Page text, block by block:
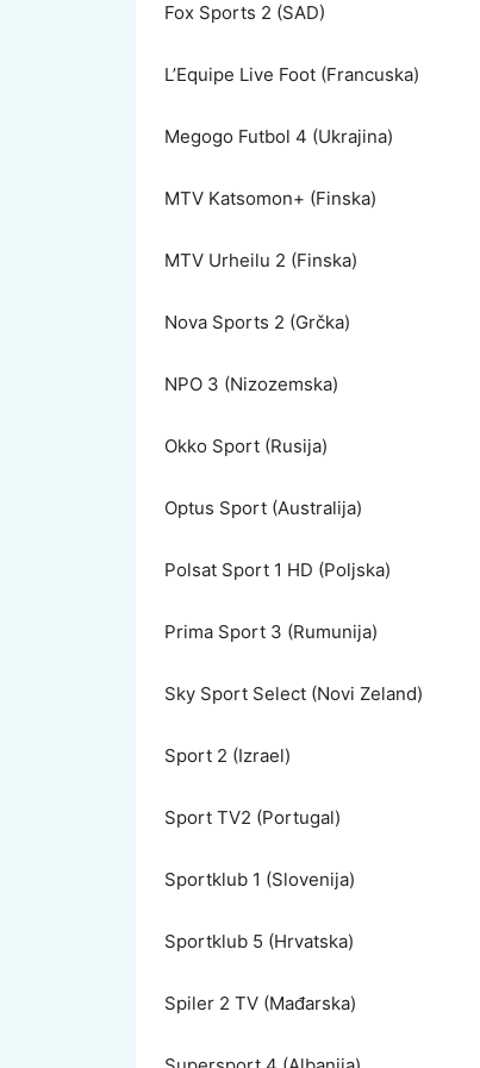
Fox Sports 2 (SAD)
L’Equipe Live Foot (Francuska)
Megogo Futbol 4 (Ukrajina)
MTV Katsomon+ (Finska)
MTV Urheilu 2 (Finska)
Nova Sports 2 (Grčka)
NPO 3 (Nizozemska)
Okko Sport (Rusija)
Optus Sport (Australija)
Polsat Sport 1 HD (Poljska)
Prima Sport 3 (Rumunija)
Sky Sport Select (Novi Zeland)
Sport 2 (Izrael)
Sport TV2 (Portugal)
Sportklub 1 (Slovenija)
Sportklub 5 (Hrvatska)
Spiler 2 TV (Mađarska)